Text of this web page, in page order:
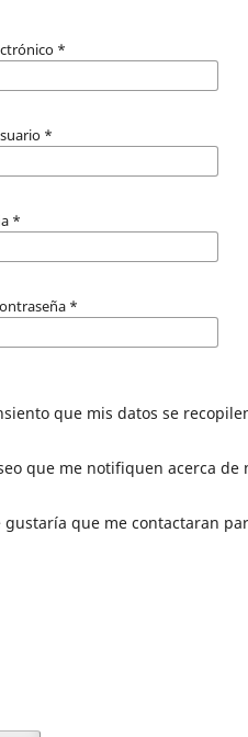
*
*
*
*
que mis datos se
que me notifiquen acerca de
gustaría que me contactaran